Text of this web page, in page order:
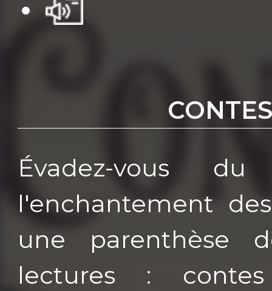
Évadez-vous
l'enchantement
une parenthèse
lectures :